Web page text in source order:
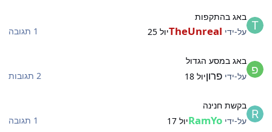
באג בהתקפות
על-ידי TheUnrealיול 25
1 תגובה
באג במסע הגדול
על-ידי פרוןיול 18
2 תגובות
בקשת חנינה
על-ידי RamYoיול 17
1 תגובה